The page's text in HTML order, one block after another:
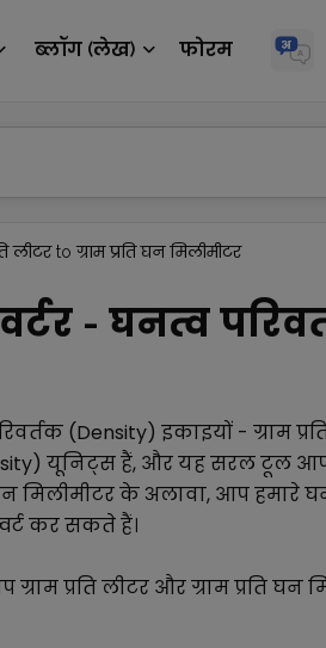
ब्लॉग (लेख) फोरम
लीटर to ग्राम प्रति घन मिलीमीटर
- घनत्व
(Density) इकाइयों - ग्राम
यूनिट्स हैं, और यह सरल टूल
मिलीमीटरके अलावा, आप हमारे
कर सकते हैं।
ग्राम प्रति लीटर औरग्राम प्रति घन